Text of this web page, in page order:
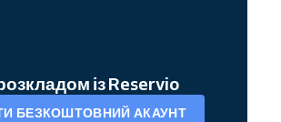
із Reservio
БЕЗКОШТОВНИЙ АКАУНТ